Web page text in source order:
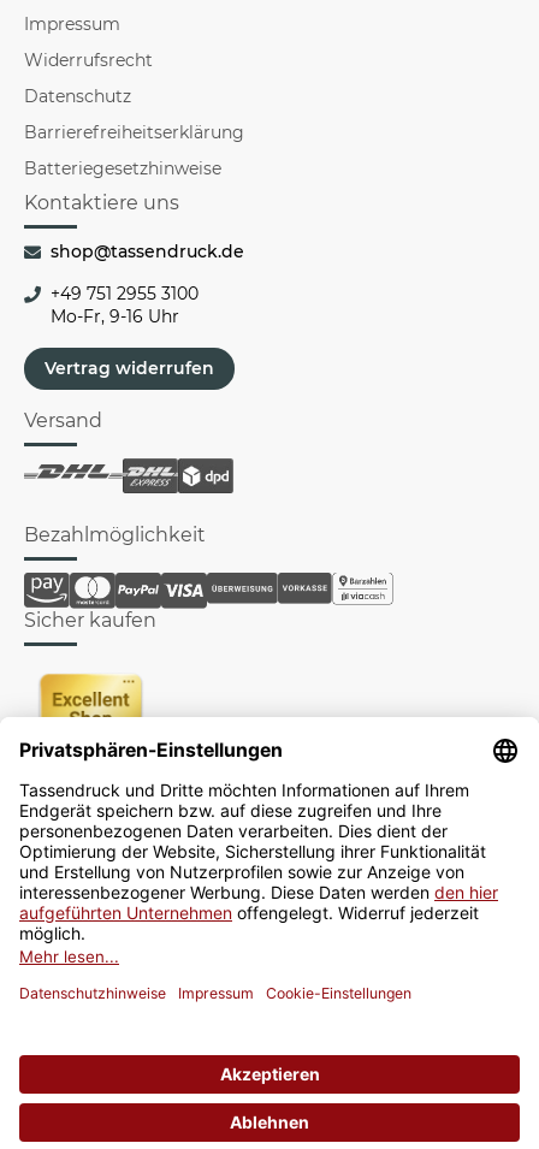
Impressum
Widerrufsrecht
Datenschutz
Barrierefreiheitserklärung
Batteriegesetzhinweise
Kontaktiere uns
shop@tassendruck.de
+49 751 2955 3100
Mo-Fr, 9-16 Uhr
Vertrag widerrufen
Versand
Bezahlmöglichkeit
Sicher kaufen
Newsletter